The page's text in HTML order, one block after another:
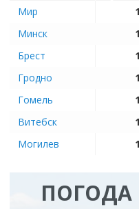
Мир
Минск
Брест
Гродно
Гомель
Витебск
Могилев
ПОГОДА